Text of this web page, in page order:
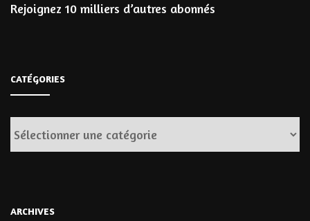
Rejoignez 10 milliers d’autres abonnés
CATÉGORIES
Catégories
ARCHIVES